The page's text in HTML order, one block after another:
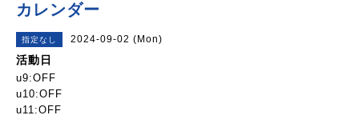
カレンダー
指定なし 2024-09-02 (Mon)
活動日
u9:OFF
u10:OFF
u11:OFF